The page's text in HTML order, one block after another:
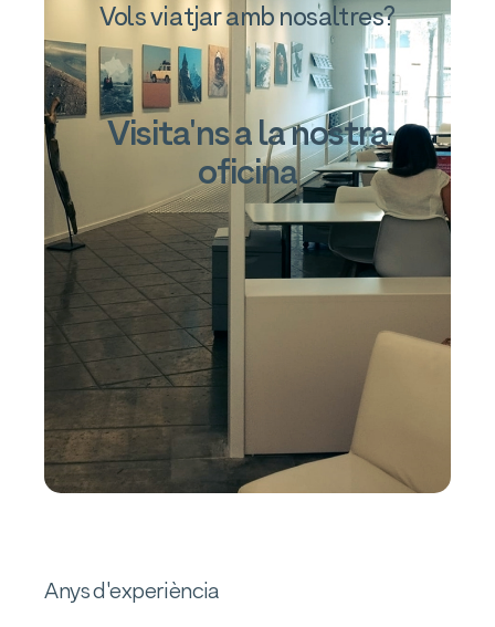
Vols viatjar amb nosaltres?
Visita'ns a la nostra
oficina
Anys d'experiència